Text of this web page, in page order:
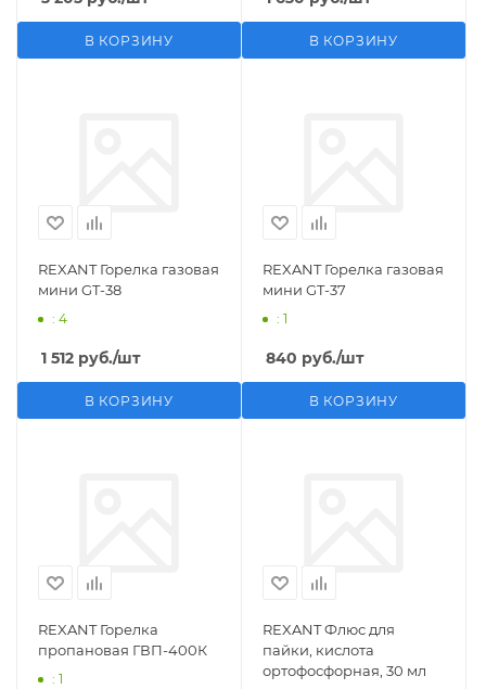
В КОРЗИНУ В КОРЗИНУ
REXANT Горелка газовая
мини GT-38
: 4
1 512 руб./шт
В КОРЗИНУ
REXANT Горелка газовая
мини GT-37
: 1
840 руб./шт
В КОРЗИНУ
REXANT Горелка
пропановая ГВП-400К
: 1
REXANT Флюс для
пайки, кислота
ортофосфорная, 30 мл